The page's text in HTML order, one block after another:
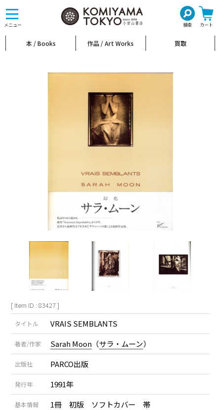
メニュー 検索 カート
toggle
navigation
本 / Books 作品 / Art Works 買取
[ Item ID : 83427 ]
タイトル VRAIS SEMBLANTS
著者/作家 Sarah Moon （サラ・ムーン）
出版社 PARCO出版
発行年 1991年
基本情報 1冊 初版 ソフトカバー 帯